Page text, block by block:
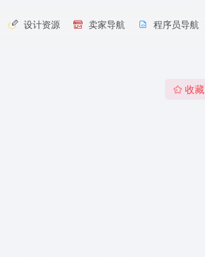
设计资源 卖家导航 程序员导航
收藏